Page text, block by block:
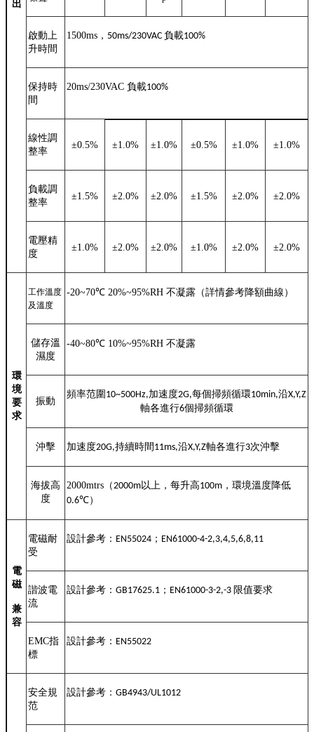
出
啟動上
升時間
1500ms ， 50ms/230VAC 負載100%
保持時
間
20ms/230VAC 負載100%
線性調
整率
±0.5% ±1.0% ±1.0% ±0.5% ±1.0% ±1.0%
負載調
整率
±1.5% ±2.0% ±2.0% ±1.5% ±2.0% ±2.0%
電壓精
度
±1.0% ±2.0% ±2.0% ±1.0% ±2.0% ±2.0%
環
境
要
求
工作溫度
及溫度
-20~70℃ 20%~95%RH 不凝露（詳情參考降額曲線）
儲存溫
濕度
-40~80℃ 10%~95%RH 不凝露
振動
頻率范圍 10~500Hz,加速度2G,每個掃頻循環10min,沿X,Y,Z
軸各進行6個掃頻循環
沖擊 加速度20G,持續時間 11ms,沿X,Y,Z軸各進行3次沖擊
海拔高
度
2000mtrs （2000m以上，每升高100m ，環境溫度降低
0.6℃）
電
磁
兼
容
電磁耐
受
設計參考： EN55024 ； EN61000-4-2,3,4,5,6,8,11
諧波電
流
設計參考： GB17625.1 ； EN61000-3-2,-3 限值要求
EMC指
標
設計參考： EN55022
安全規
范
設計參考： GB4943/UL1012